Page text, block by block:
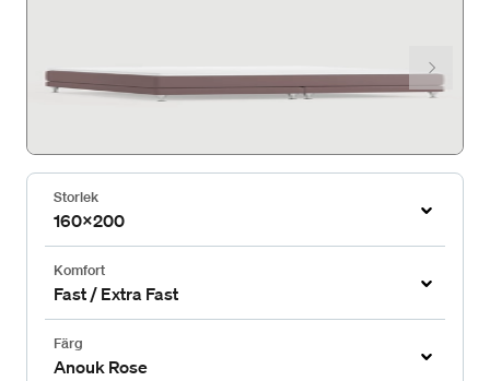
Storlek
160x200
Komfort
Fast / Extra Fast
Färg
Anouk Rose